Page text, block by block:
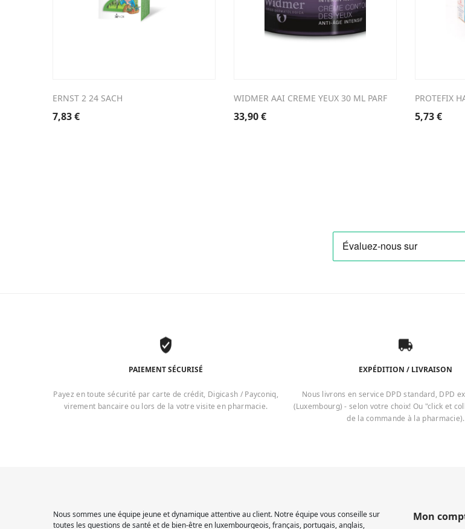
ERNST 2 24 SACH
7,83€
WIDMER AAI CREME YEUX 30 ML PARF
33,90€
PROTEFIX
5,73€
PAIEMENT SÉCURISÉ
Payez en toute sécurité par carte de crédit, Digicash / Payconiq,
virement bancaire ou lors de la votre visite en pharmacie.
EXPÉDITION / LIVRAISON
Nous livrons en service DPD standard, DPD
(Luxembourg) - selon votre choix! Ou "click et
de la commande à la pharmacie).
Nous sommes une équipe jeune et dynamique attentive au client. Notre équipe vous conseille sur
toutes les questions de santé et de bien-être en luxembourgeois, français, portugais, anglais,
Mon